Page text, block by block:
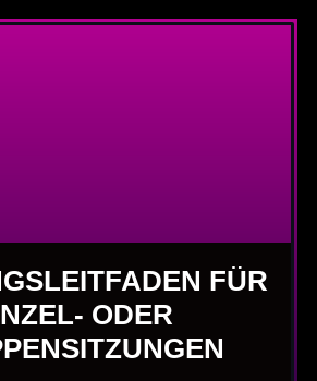
FÜR
ODER